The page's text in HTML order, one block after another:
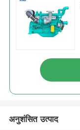
अनुशंसित उत्पाद